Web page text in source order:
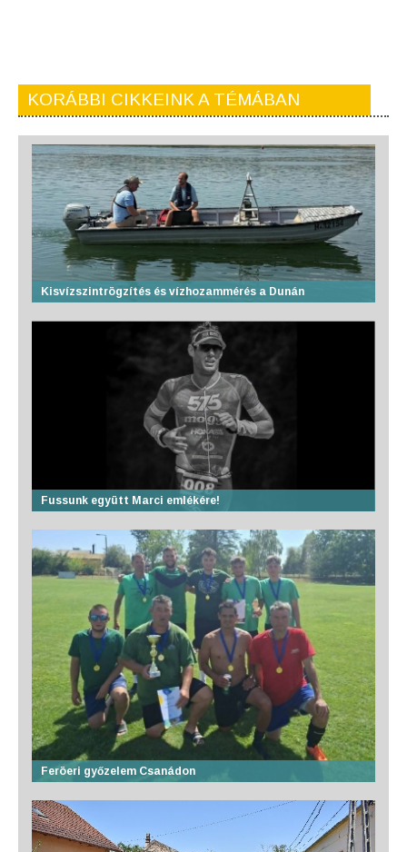
KORÁBBI CIKKEINK A TÉMÁBAN
Kisvízszintrögzítés és vízhozammérés a Dunán
Fussunk együtt Marci emlékére!
Feröeri győzelem Csanádon